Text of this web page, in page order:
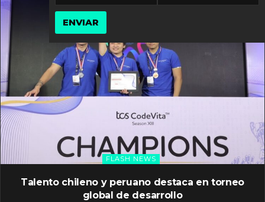
FLASH NEWS
Talento chileno y peruano destaca en torneo
global de desarrollo
ENVIAR